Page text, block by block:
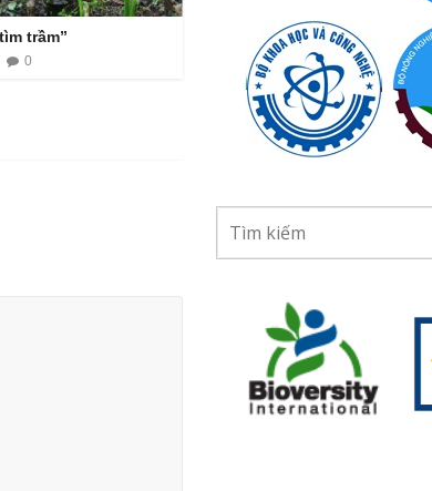
trầm”
0